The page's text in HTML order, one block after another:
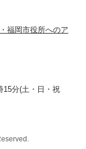
福岡市役所へのア
15分(土・日・祝